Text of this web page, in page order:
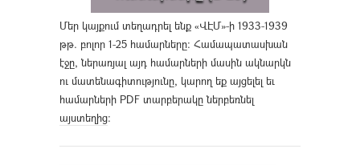
Մեր կայքում տեղադրել ենք «ՎԷՄ»-ի 1933-1939
թթ. բոլոր 1-25 համարները։ Համապատասխան
էջը, ներառյալ այդ համարների մասին ակնարկն
ու մատենագիտությունը, կարող եք այցելել եւ
համարների PDF տարբերակը ներբեռնել
այստեղից։